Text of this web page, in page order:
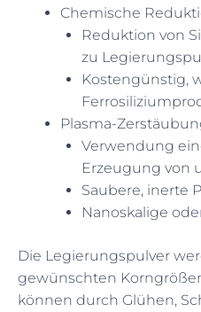
Chemische
Reduktion von
zu
Kostengünstig,
Plasma-
Verwendung
Erzeugung von
Saubere, inerte
Nanoskalige
Die Legierungspulver
gewünschten
können durch Glühen,